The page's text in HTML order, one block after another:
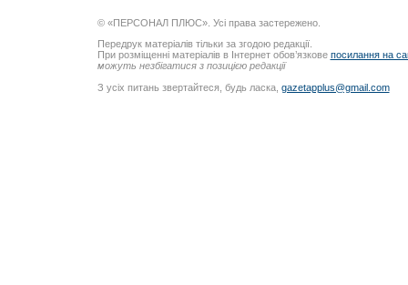
© «ПЕРСОНАЛ ПЛЮС». Усі права застережено.
Передрук матеріалів тільки за згодою редакції.
При розміщенні матеріалів в Інтернет обов’язкове посилання на
можуть незбігатися з позицією редакції
З усіх питань звертайтеся, будь ласка, gazetapplus@gmail.com